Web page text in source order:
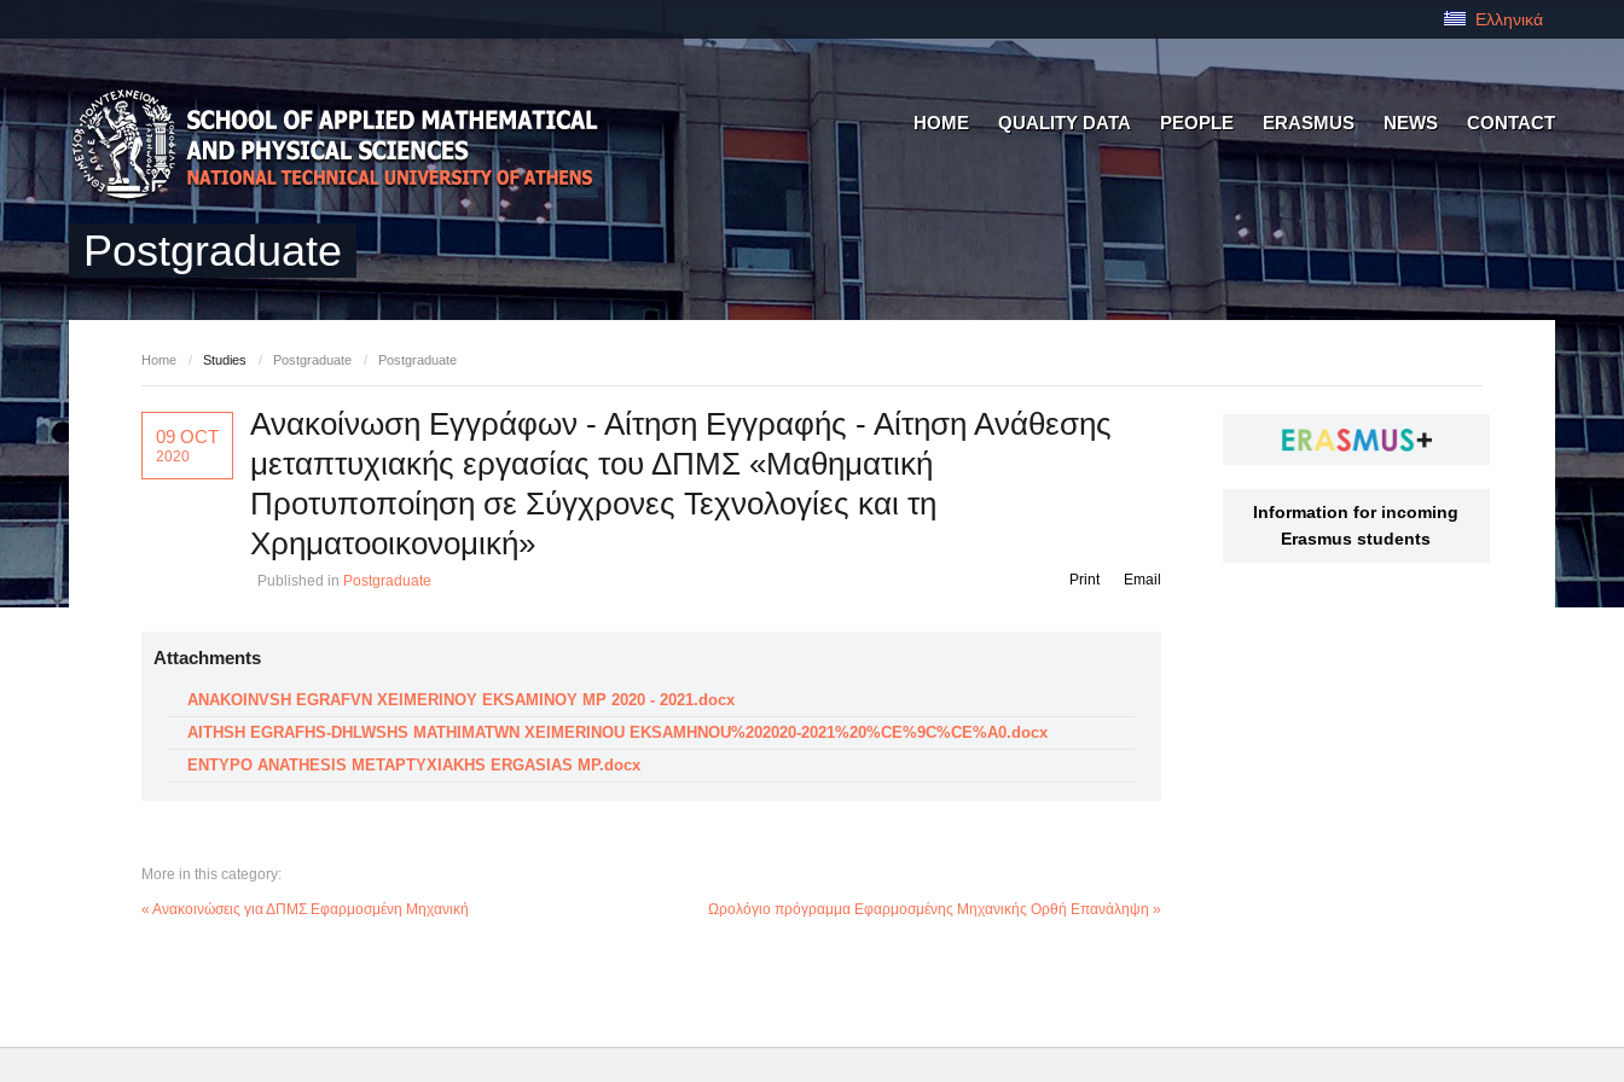
Ελληνικά
HOME QUALITY DATA PEOPLE ERASMUS NEWS CONTACT
Postgraduate
Home / Studies / Postgraduate / Postgraduate
09 OCT
2020
Ανακοίνωση Εγγράφων - Αίτηση Εγγραφής - Αίτηση Ανάθεσης
μεταπτυχιακής εργασίας του ΔΠΜΣ «Μαθηματική
Προτυποποίηση σε Σύγχρονες Τεχνολογίες και τη
Χρηματοοικονομική»
Published in Postgraduate Email
Print
Attachments
ANAKOINVSH EGRAFVN XEIMERINOY EKSAMINOY MP 2020 - 2021.docx
AITHSH EGRAFHS-DHLWSHS MATHIMATWN XEIMERINOU EKSAMHNOU%202020-2021%20%CE%9C%CE%A0.docx
ENTYPO ANATHESIS METAPTYXIAKHS ERGASIAS MP.docx
More in this category:
« Ανακοινώσεις για ΔΠΜΣ Εφαρμοσμένη Μηχανική Ωρολόγιο πρόγραμμα Εφαρμοσμένης Μηχανικής Ορθή Επανάληψη »
Information for incoming
Erasmus students